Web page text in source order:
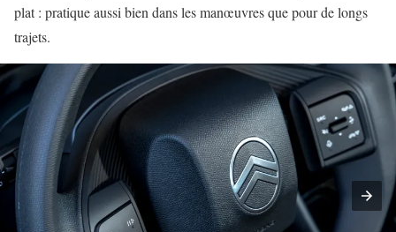
plat : pratique aussi bien dans les manœuvres que pour de longs
trajets.